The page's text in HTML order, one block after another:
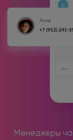
Менеджеры